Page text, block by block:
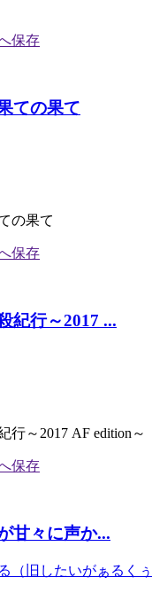
ての果て
の果て
紀行～2017 ...
行～2017 AF edition～
甘々に声か...
（旧したいがぁるくぅ